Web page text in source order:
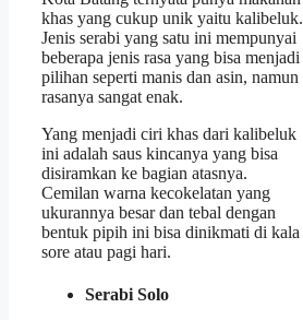
khas yang cukup unik yaitu kalibeluk.
Jenis serabi yang satu ini mempunyai
beberapa jenis rasa yang bisa menjadi
pilihan seperti manis dan asin, namun
rasanya sangat enak.
Yang menjadi ciri khas dari kalibeluk
ini adalah saus kincanya yang bisa
disiramkan ke bagian atasnya.
Cemilan warna kecokelatan yang
ukurannya besar dan tebal dengan
bentuk pipih ini bisa dinikmati di kala
sore atau pagi hari.
Serabi Solo